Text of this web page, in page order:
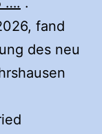
fand
des neu